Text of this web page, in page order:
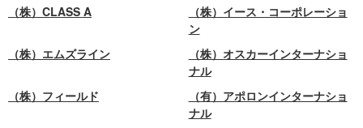
（株）CLASS A
（株）イース・コーポレーショ
ン
（株）エムズライン
（株）オスカーインターナショ
ナル
（株）フィールド
（有）アポロンインターナショ
ナル